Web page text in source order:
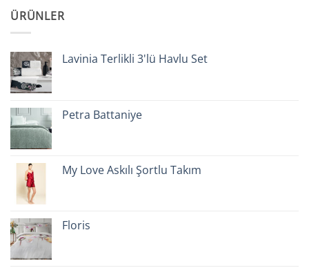
ÜRÜNLER
Lavinia Terlikli 3'lü Havlu Set
Petra Battaniye
My Love Askılı Şortlu Takım
Floris